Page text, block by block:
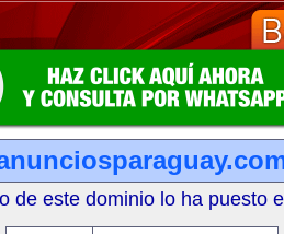
de este dominio lo ha puesto